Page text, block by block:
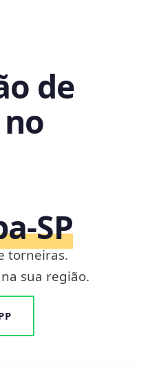
de
torneiras.
sua região.